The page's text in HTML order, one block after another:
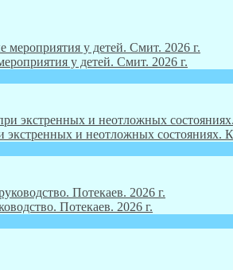
у детей. Смит. 2026 г.
экстренных и неотложных
Потекаев. 2026 г.